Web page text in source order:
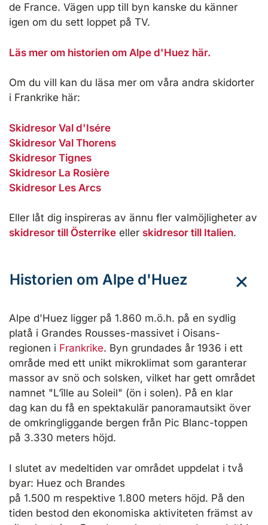
de France. Vägen upp till byn kanske du känner
igen om du sett loppet på TV.
Läs mer om historien om Alpe d'Huez här.
Om du vill kan du läsa mer om våra andra skidorter
i Frankrike här:
Skidresor Val d'Isére
Skidresor Val Thorens
Skidresor Tignes
Skidresor La Rosière
Skidresor Les Arcs
Eller låt dig inspireras av ännu fler valmöjligheter av
skidresor till Österrike eller skidresor till Italien.
Historien om Alpe d'Huez
Alpe d'Huez ligger på 1.860 m.ö.h. på en sydlig
platå i Grandes Rousses-massivet i Oisans-
regionen i Frankrike. Byn grundades år 1936 i ett
område med ett unikt mikroklimat som garanterar
massor av snö och solsken, vilket har gett området
namnet "L’îlle au Soleil" (ön i solen). På en klar
dag kan du få en spektakulär panoramautsikt över
de omkringliggande bergen från Pic Blanc-toppen
på 3.330 meters höjd.
I slutet av medeltiden var området uppdelat i två
byar: Huez och Brandes
på 1.500 m respektive 1.800 meters höjd. På den
tiden bestod den ekonomiska aktiviteten främst av